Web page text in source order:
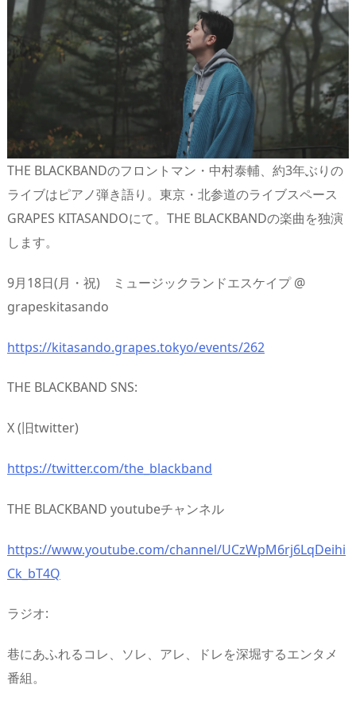
THE BLACKBANDのフロントマン・中村泰輔、約3年ぶりの
ライブはピアノ弾き語り。東京・北参道のライブスペース
GRAPES KITASANDOにて。THE BLACKBANDの楽曲を独演
します。
9月18日(月・祝) ミュージックランドエスケイプ @
grapeskitasando
https://kitasando.grapes.tokyo/events/262
THE BLACKBAND SNS:
X (旧twitter)
https://twitter.com/the_blackband
THE BLACKBAND youtubeチャンネル
https://www.youtube.com/channel/UCzWpM6rj6LqDeihi
Ck_bT4Q
ラジオ:
巷にあふれるコレ、ソレ、アレ、ドレを深堀するエンタメ
番組。